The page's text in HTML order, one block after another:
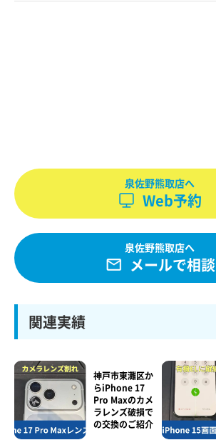
泉佐野熊取店へ
Web予約
泉佐野熊取店へ
メールで相談
関連実績
神戸市東灘区か
らiPhone 17
Pro Maxのカメ
ラレンズ破損で
の交換のご紹介